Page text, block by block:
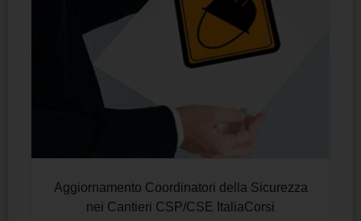
Aggiornamento Coordinatori della Sicurezza
nei Cantieri CSP/CSE ItaliaCorsi